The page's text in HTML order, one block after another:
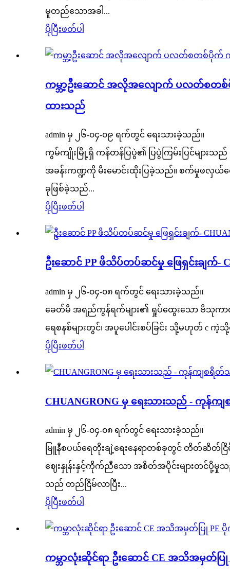
မူတည်သောအခါ...
ပိုပြီးဖတ်ပါ
ကမ္ဘာ့ဦးဆောင် အလိုအလျောက် ပလတ်စတစ်ပို
ထားသည်
admin မှ ၂၆-၀၄-၀၉ ရက်တွင် ရေးသားခဲ့သည်။
ကွမ်ကျိုးမြို့ရှိ ကန်တန်ပြပွဲ၏ ပြပွဲကြမ်းပြင်များ
အခန်းကဏ္ဍကို မီးမောင်းထိုးပြခဲ့သည်။ စက်မှုဖလှယ်
ခုဖြစ်ခဲ့သည်...
ပိုပြီးဖတ်ပါ
ဦးဆောင် PP ဖိသိပ်တပ်ဆင်မှု ဖြေရှင်းချက်-
admin မှ ၂၆-၀၄-၀၈ ရက်တွင် ရေးသားခဲ့သည်။
ခေတ်မီ အရည်ကွန်ရက်များ၏ ရှုပ်ထွေးသော ဗိသုကာ
ရေစနစ်များတွင်၊ အပူပေါင်းစပ်ခြင်း သို့မဟုတ် c ကဲ့
ပိုပြီးဖတ်ပါ
CHUANGRONG မှ ရေးသားသည် - ကုန်
admin မှ ၂၆-၀၄-၀၈ ရက်တွင် ရေးသားခဲ့သည်။
မြူနီစပယ်ရေတိုးချဲ့ရေးနေရာတစ်ခုတွင် တိတ်ဆိတ်င
ဈေးနှုန်းနှင့်ကိုက်ညီသော အစိတ်အပိုင်းများတင်ပို့မှုသ
သည် တည်ငြိမ်လာပြီး...
ပိုပြီးဖတ်ပါ
ကမ္ဘာလုံးဆိုင်ရာ ဦးဆောင် CE အသိအမှတ်ပ